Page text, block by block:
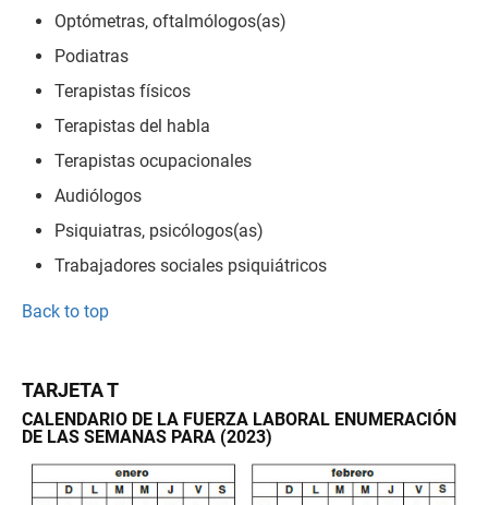
Optómetras, oftalmólogos(as)
Podiatras
Terapistas físicos
Terapistas del habla
Terapistas ocupacionales
Audiólogos
Psiquiatras, psicólogos(as)
Trabajadores sociales psiquiátricos
Back to top
TARJETA T
CALENDARIO DE LA FUERZA LABORAL ENUMERACIÓN
DE LAS SEMANAS PARA (2023)